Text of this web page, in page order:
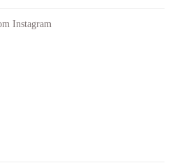
Instagram